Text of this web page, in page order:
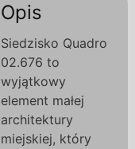
Opis
Siedzisko Quadro
02.676 to
wyjątkowy
element małej
architektury
miejskiej, który